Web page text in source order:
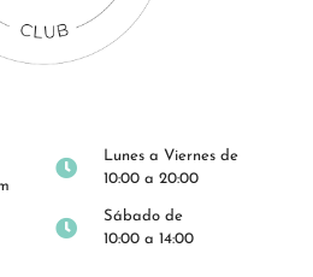
Lunes a Viernes de
10:00 a 20:00
Sábado de
10:00 a 14:00